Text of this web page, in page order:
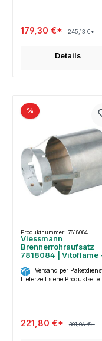
179,30 €* 245,13 €*
Details
%
Produktnummer: 7818084
Viessmann
Brennerrohraufsatz
7818084 | Vitoflame
Ölbrenner
Versand per
Lieferzeit siehe Produktseite
221,80 €* 301,06 €*